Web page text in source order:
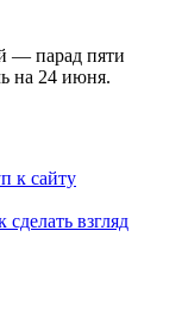
— парад пяти
на 24 июня.
к сайту
взгляд